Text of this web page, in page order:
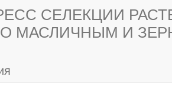
СЕЛЕКЦИИ
МАСЛИЧНЫМ И